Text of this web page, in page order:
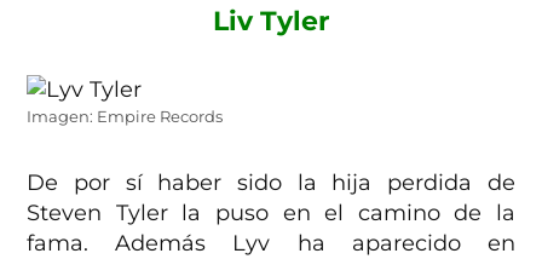
Liv Tyler
Imagen: Empire Records
De por sí haber sido la hija perdida de
Steven Tyler la puso en el camino de la
fama. Además Lyv ha aparecido en